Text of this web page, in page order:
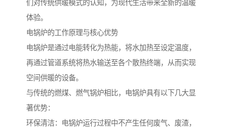
们对传统供暖模式的认知，为现代生活带来全新的温暖
体验。
电锅炉的工作原理与核心优势
电锅炉是通过电能转化为热能，将水加热至设定温度，
再通过管道系统将热水输送至各个散热终端，从而实现
空间供暖的设备。
与传统的燃煤、燃气锅炉相比，电锅炉具有以下几大显
著优势：
环保清洁：电锅炉运行过程中不产生任何废气、废渣，